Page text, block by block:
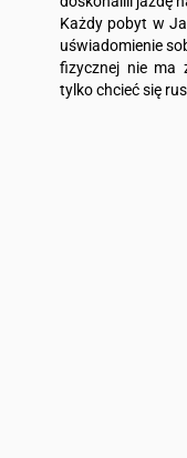
Każdy pobyt w
uświadomienie
fizycznej nie ma
tylko chcieć się